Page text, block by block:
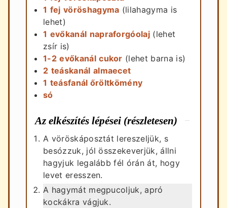
1 fej vöröshagyma (lilahagyma is
lehet)
1 evőkanál napraforgóolaj (lehet
zsír is)
1-2 evőkanál cukor (lehet barna is)
2 teáskanál almaecet
1 teásfanál őröltkömény
só
Az elkészítés lépései (részletesen)
A vöröskáposztát lereszeljük, s
besózzuk, jól összekeverjük, állni
hagyjuk legalább fél órán át, hogy
levet eresszen.
A hagymát megpucoljuk, apró
kockákra vágjuk.